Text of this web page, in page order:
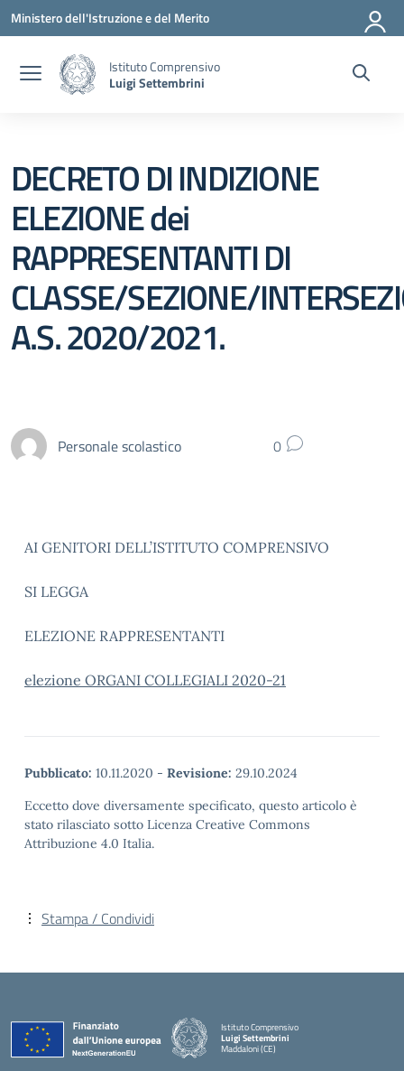
Vai ai contenuti
Vai al menu di navigazione
Vai al footer
Ministero dell'Istruzione e del Merito
Istituto Comprensivo
Luigi Settembrini
DECRETO DI INDIZIONE
ELEZIONE dei
RAPPRESENTANTI DI
CLASSE/SEZIONE/
A.S. 2020/2021.
Personale scolastico 0
AI GENITORI DELL’ISTITUTO COMPRENSIVO
SI LEGGA
ELEZIONE RAPPRESENTANTI
elezione ORGANI COLLEGIALI 2020-21
Pubblicato: 10.11.2020 - Revisione: 29.10.2024
Eccetto dove diversamente specificato, questo articolo è
stato rilasciato sotto Licenza Creative Commons
Attribuzione 4.0 Italia.
Stampa / Condividi
Istituto Comprensivo
Luigi Settembrini
Maddaloni (CE)